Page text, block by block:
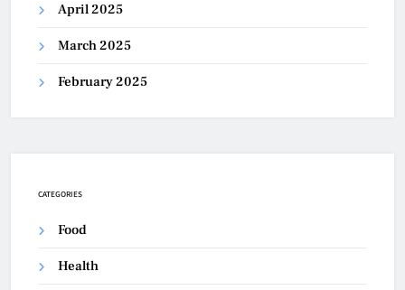
April 2025
March 2025
February 2025
CATEGORIES
Food
Health